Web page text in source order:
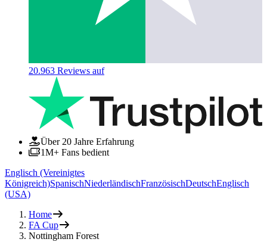
20.963 Reviews auf
Über 20 Jahre Erfahrung
1M+ Fans bedient
Englisch (Vereinigtes
Königreich)SpanischNiederländischFranzösischDeutschEnglisch
(USA)
Home
FA Cup
Nottingham Forest